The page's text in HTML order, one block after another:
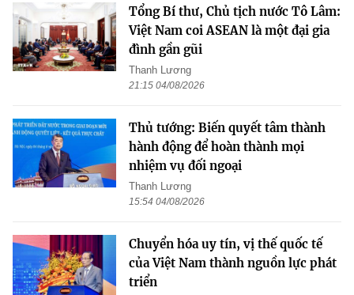
Tổng Bí thư, Chủ tịch nước Tô Lâm:
Việt Nam coi ASEAN là một đại gia
đình gần gũi
Thanh Lương
21:15 04/08/2026
Thủ tướng: Biến quyết tâm thành
hành động để hoàn thành mọi
nhiệm vụ đối ngoại
Thanh Lương
15:54 04/08/2026
Chuyển hóa uy tín, vị thế quốc tế
của Việt Nam thành nguồn lực phát
triển